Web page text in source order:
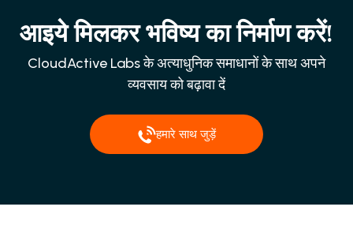
आइये मिलकर भविष्य का निर्माण करें!
CloudActive Labs के अत्याधुनिक समाधानों के साथ अपने
व्यवसाय को बढ़ावा दें
हमारे साथ जुड़ें